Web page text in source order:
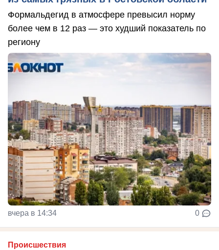
Формальдегид в атмосфере превысил норму
более чем в 12 раз — это худший показатель по
региону
вчера в 14:34 0
Происшествия